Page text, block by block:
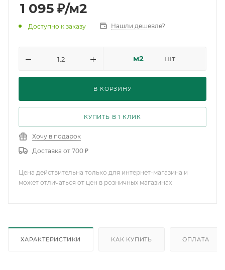
1 095 ₽/м2
Доступно к заказу Нашли дешевле?
м2 шт
В КОРЗИНУ
КУПИТЬ В 1 КЛИК
Хочу в подарок
Доставка от 700 ₽
Цена действительна только для интернет-магазина и
может отличаться от цен в розничных магазинах
ХАРАКТЕРИСТИКИ КАК КУПИТЬ ОПЛАТА